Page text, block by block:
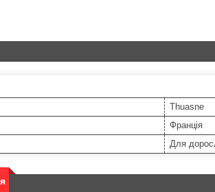
Thuasne
Франція
Для